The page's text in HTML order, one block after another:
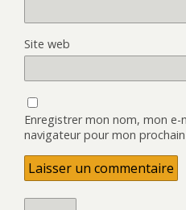
Site web
Enregistrer mon nom, mon
navigateur pour mon